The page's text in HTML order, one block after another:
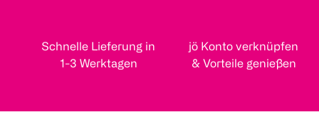
Schnelle Lieferung in
1-3 Werktagen
jö Konto verknüpfen
& Vorteile genießen